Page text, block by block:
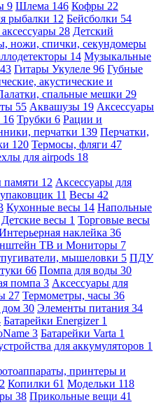
9 Шлема 146 Кофры 22
рыбалки 12 Бейсболки 54
28 Детский
ножи, спички, секундомеры
14 Музыкальные
43 Гитары Укулеле 96 Губные
акустические и
спальные мешки 29
55 Аквашузы 19 Аксессуары
16 Трубки 6 Рации и
перчатки 139 Перчатки,
120 Термосы, фляги 47
для airpods 18
памяти 12 Аксессуары для
11 Весы 42
Кухонные весы 14 Напольные
Детские весы 1 Торговые весы
наклейка 36
ТВ и Мониторы 7
мышеловки 5 ПДУ
66 Помпа для воды 30
помпа 3 Аксессуары для
27 Термометры, часы 36
30 Элементы питания 34
Батарейки Energizer 1
3 Батарейки Varta 1
для аккумуляторов 1
принтеры и
Копилки 61 Модельки 118
38 Прикольные вещи 41